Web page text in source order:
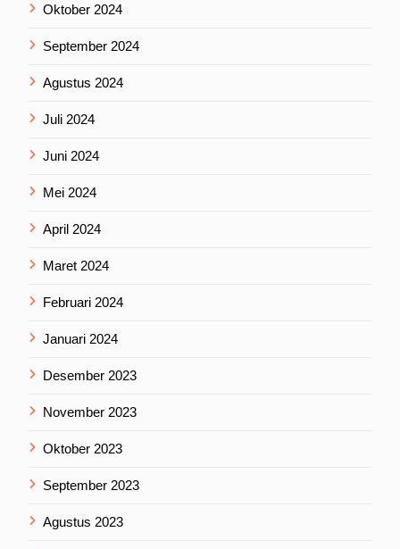
Oktober 2024
September 2024
Agustus 2024
Juli 2024
Juni 2024
Mei 2024
April 2024
Maret 2024
Februari 2024
Januari 2024
Desember 2023
November 2023
Oktober 2023
September 2023
Agustus 2023